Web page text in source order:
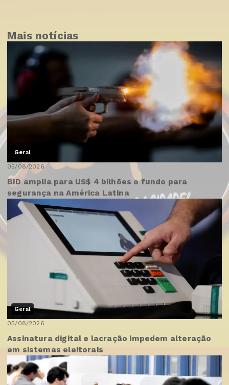
Mais notícias
Geral
05/08/2026
BID amplia para US$ 4 bilhões o fundo para
segurança na América Latina
Geral
05/08/2026
Assinatura digital e lacração impedem alteração
em sistemas eleitorais